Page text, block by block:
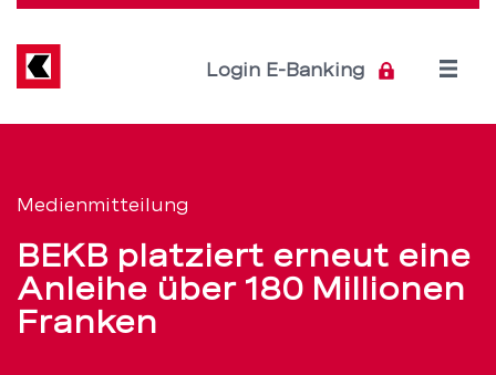
platziert
erneut
eine
Anleihe
Direkt
Inhalt
Login E-Banking
Open
Medienmitteilung
BEKB platziert erneut eine
Anleihe über 180 Millionen
Franken